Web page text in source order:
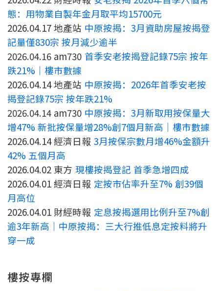
態：用物業自製年金月取平均15700元
2026.04.17 地產站 中原按揭：3月資助房屋按揭登
記量僅830宗 按月減少逾半
2026.04.16 am730 首季安老按揭登記錄75宗 按年
跌21%｜樓市數據
2026.04.14 地產站 中原按揭：2026年首季安老按
揭登記錄75宗 按年跌21%
2026.04.14 am730 中原按揭：3月新取用按保量大
增47% 新批按保量增28%創7個月新高｜樓市數據
2026.04.14 經濟日報 3月按保宗數月增46%金額升
42% 五個月高
2026.04.02 東方 現樓按揭登記 首季急增四成
2026.04.01 經濟日報 定按市佔率升至7% 創39個
月高位
2026.04.01 財經時報 定息按揭選用比例升至7%創
逾3年新高｜中原按揭：三大行推低息定按料將升
穿一成
樓按專欄